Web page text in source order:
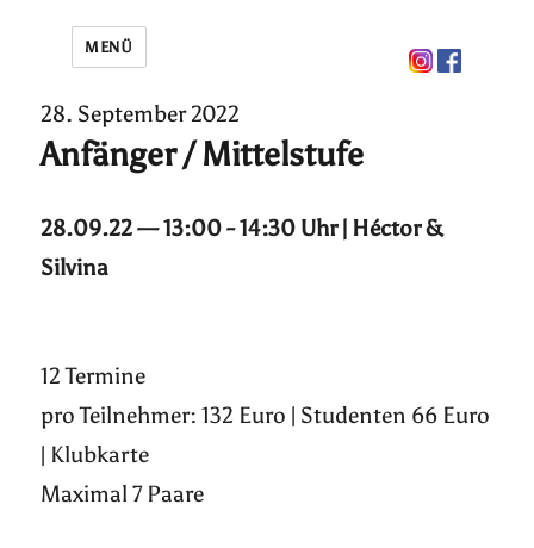
MENÜ
28. September 2022
Anfänger / Mittelstufe
28.09.22 — 13:00 - 14:30 Uhr | Héctor &
Silvina
12 Termine
pro Teilnehmer: 132 Euro | Studenten 66 Euro
| Klubkarte
Maximal 7 Paare